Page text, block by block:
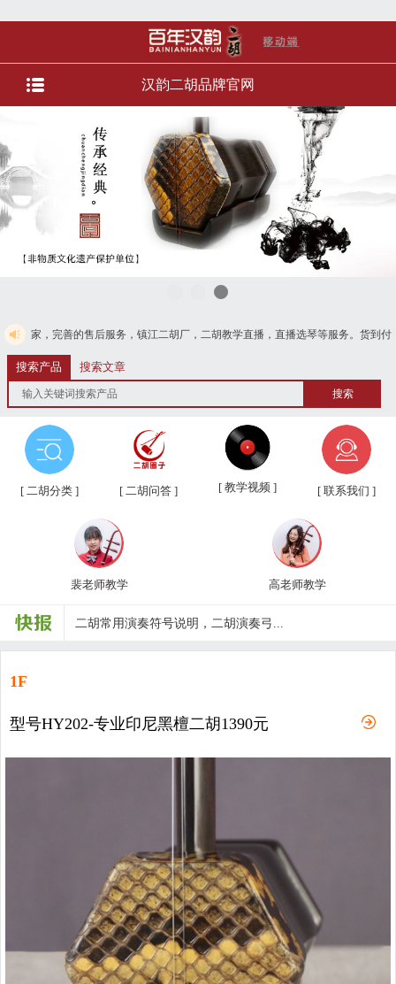
汉韵二胡品牌官网
后服务，镇江二胡厂，二胡教学直播，直播选琴等服务。货到付款，免费电话
搜索产品 搜索文章
[ 二胡分类 ] [ 二胡问答 ] [ 教学视频 ] [ 联系我们 ]
裴老师教学 高老师教学
孩子学习各种才艺的最佳年龄
二胡名曲免费下载
1F
型号HY202-专业印尼黑檀二胡1390元